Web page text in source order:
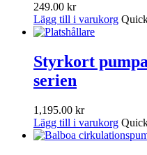
249.00 kr
Lägg till i varukorg
Styrkort
serien
1,195.00 kr
Lägg till i varukorg